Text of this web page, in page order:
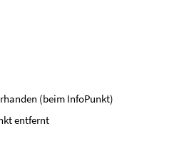
(beim InfoPunkt)
entfernt